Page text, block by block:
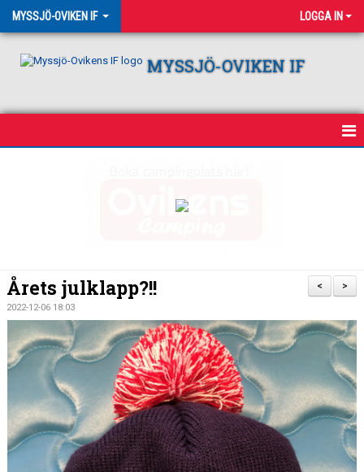
MYSSJÖ-OVIKEN IF LOGGA IN
MYSSJÖ-OVIKEN IF
KALENDER
CAMPING
MOIF SPORTSCAMP
KLUBBSHOPEN
AGNE ÅHS MINNESFOND
>
<
Årets julklapp?!!
2022-12-06 18:03